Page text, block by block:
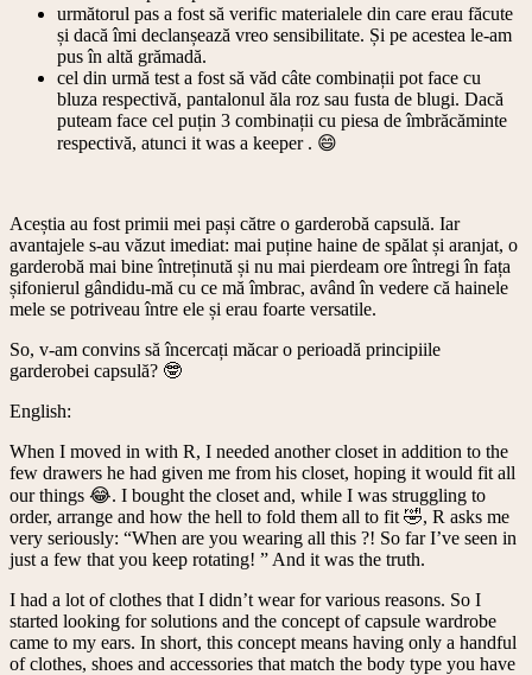
următorul pas a fost să verific materialele din care erau făcute
și dacă îmi declanșează vreo sensibilitate. Și pe acestea le-am
pus în altă grămadă.
cel din urmă test a fost să văd câte combinații pot face cu
bluza respectivă, pantalonul ăla roz sau fusta de blugi. Dacă
puteam face cel puțin 3 combinații cu piesa de îmbrăcăminte
respectivă, atunci it was a keeper . 😄
Aceștia au fost primii mei pași către o garderobă capsulă. Iar
avantajele s-au văzut imediat: mai puține haine de spălat și aranjat, o
garderobă mai bine întreținută și nu mai pierdeam ore întregi în fața
șifonierul gândidu-mă cu ce mă îmbrac, având în vedere că hainele
mele se potriveau între ele și erau foarte versatile.
So, v-am convins să încercați măcar o perioadă principiile
garderobei capsulă? 🤓
English:
When I moved in with R, I needed another closet in addition to the
few drawers he had given me from his closet, hoping it would fit all
our things 😂. I bought the closet and, while I was struggling to
order, arrange and how the hell to fold them all to fit 🤣, R asks me
very seriously: “When are you wearing all this ?! So far I’ve seen in
just a few that you keep rotating! ” And it was the truth.
I had a lot of clothes that I didn’t wear for various reasons. So I
started looking for solutions and the concept of capsule wardrobe
came to my ears. In short, this concept means having only a handful
of clothes, shoes and accessories that match the body type you have